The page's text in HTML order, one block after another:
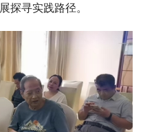
探寻实践路径。